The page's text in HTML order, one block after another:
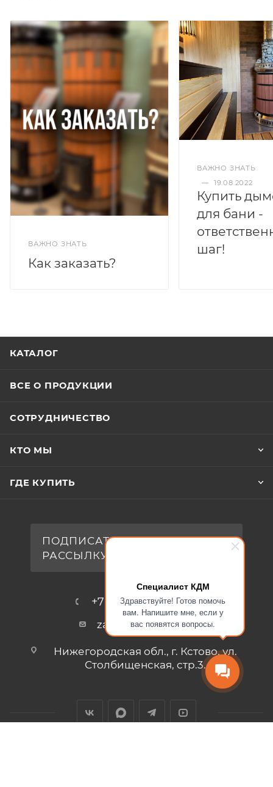
Специалист КДМ
Здравствуйте! Готов помочь
вам. Напишите мне, если у
вас появятся вопросы.
ВАЖНО ЗНАТЬ
Как заказать?
ВАЖНО ЗНАТЬ
— 19.08.2022
Купить
для бани -
шаг!
КАТАЛОГ
ВСЕ О ПРОДУКЦИИ
СОТРУДНИЧЕСТВО
КТО МЫ
ГДЕ КУПИТЬ
ПОДПИСАТЬСЯ НА
РАССЫЛКУ
+7 (831) 213-90-62
zakaz@kdm-nn.ru
Нижегородская обл., г. Кстово, ул.
Столбищенская, стр.3.